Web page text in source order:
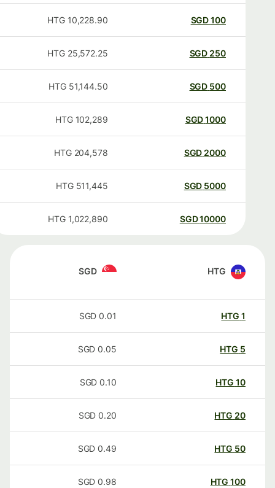
100
SGD
10,228.90
HTG
250
SGD
25,572.25
HTG
500
SGD
51,144.50
HTG
1000
SGD
102,289
HTG
2000
SGD
204,578
HTG
5000
SGD
511,445
HTG
10000
SGD
1,022,890
HTG
HTG
SGD
HTG
0.01
SGD
HTG
0.05
SGD
HTG
0.10
SGD
20
HTG
0.20
SGD
50
HTG
0.49
SGD
100
HTG
0.98
SGD